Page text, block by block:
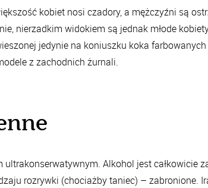
kobiet nosi czadory, a mężczyźni są
nierzadkim widokiem są jednak młode
jedynie na koniuszku koka
z zachodnich żurnali.
Alkohol jest całkowicie
rozrywki (chociażby taniec) – zabronione.